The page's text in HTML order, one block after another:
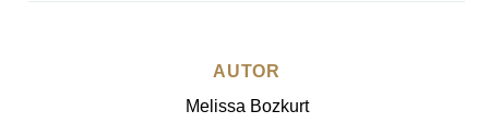
AUTOR
Melissa Bozkurt